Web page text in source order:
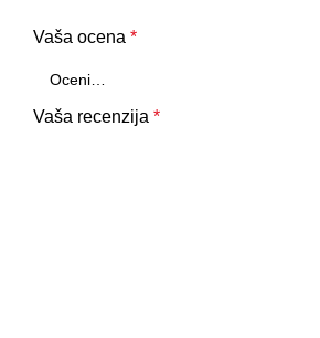
Vaša ocena *
Vaša recenzija *